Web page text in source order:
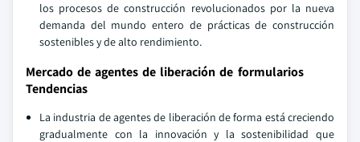
los procesos de construcción revolucionados por la nueva
demanda del mundo entero de prácticas de construcción
sostenibles y de alto rendimiento.
Mercado de agentes de liberación de formularios
Tendencias
La industria de agentes de liberación de forma está creciendo
gradualmente con la innovación y la sostenibilidad que